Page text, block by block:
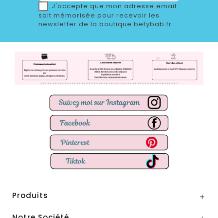
J'accepte que mon adresse email
soit mémorisée pour recevoir les
newsletter de la boutique betybab.fr
Produits 